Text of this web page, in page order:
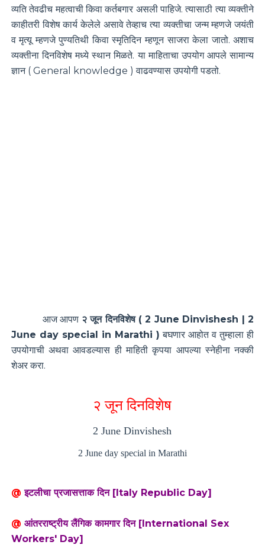
व्यति तेवढीच महत्वाची किवा कर्तबगार असली पाहिजे. त्यासाठी त्या व्यक्तीने
काहीतरी विशेष कार्य केलेले असावे तेव्हाच त्या व्यक्तीचा जन्म म्हणजे जयंती
व मृत्यू म्हणजे पुण्यतिथी किवा स्मृतिदिन म्हणून साजरा केला जातो. अशाच
व्यक्तीना दिनविशेष मध्ये स्थान मिळते. या माहिताचा उपयोग आपले सामान्य
ज्ञान ( General knowledge ) वाढवण्यास उपयोगी पडतो.
आज आपण २ जून दिनविशेष ( 2 June Dinvishesh | 2
June day special in Marathi ) बघणार आहोत व तुम्हाला ही
उपयोगाची अथवा आवडल्यास ही माहिती कृपया आपल्या स्नेहीना नक्की
शेअर करा.
२ जून दिनविशेष
2 June Dinvishesh
2 June day special in Marathi
@ इटलीचा प्रजासत्ताक दिन [Italy Republic Day]
@ आंतरराष्ट्रीय लैंगिक कामगार दिन [International Sex
Workers' Day]